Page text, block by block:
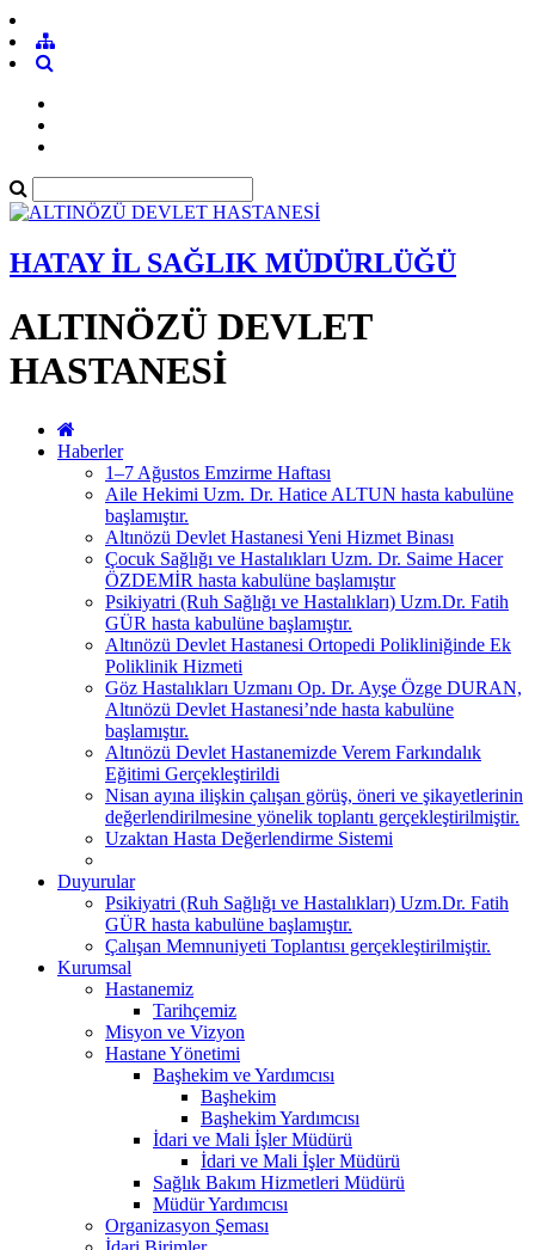
HATAY İL SAĞLIK MÜDÜRLÜĞÜ
ALTINÖZÜ DEVLET
HASTANESİ
Haberler
1–7 Ağustos Emzirme Haftası
Aile Hekimi Uzm. Dr. Hatice ALTUN hasta kabulüne
başlamıştır.
Altınözü Devlet Hastanesi Yeni Hizmet Binası
Çocuk Sağlığı ve Hastalıkları Uzm. Dr. Saime Hacer
ÖZDEMİR hasta kabulüne başlamıştır
Psikiyatri (Ruh Sağlığı ve Hastalıkları) Uzm.Dr. Fatih
GÜR hasta kabulüne başlamıştır.
Altınözü Devlet Hastanesi Ortopedi Polikliniğinde Ek
Poliklinik Hizmeti
Göz Hastalıkları Uzmanı Op. Dr. Ayşe Özge DURAN,
Altınözü Devlet Hastanesi’nde hasta kabulüne
başlamıştır.
Altınözü Devlet Hastanemizde Verem Farkındalık
Eğitimi Gerçekleştirildi
Nisan ayına ilişkin çalışan görüş, öneri ve şikayetlerinin
değerlendirilmesine yönelik toplantı gerçekleştirilmiştir.
Uzaktan Hasta Değerlendirme Sistemi
Duyurular
Psikiyatri (Ruh Sağlığı ve Hastalıkları) Uzm.Dr. Fatih
GÜR hasta kabulüne başlamıştır.
Çalışan Memnuniyeti Toplantısı gerçekleştirilmiştir.
Kurumsal
Hastanemiz
Tarihçemiz
Misyon ve Vizyon
Hastane Yönetimi
Başhekim ve Yardımcısı
Başhekim
Başhekim Yardımcısı
İdari ve Mali İşler Müdürü
İdari ve Mali İşler Müdürü
Sağlık Bakım Hizmetleri Müdürü
Müdür Yardımcısı
Organizasyon Şeması